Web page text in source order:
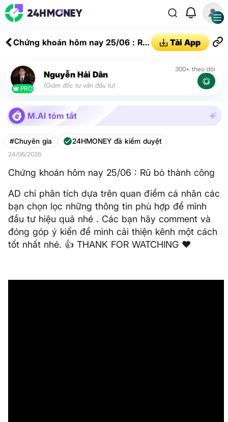
Chứng khoán hôm nay 25/06 : Rũ
Tải App
PRO
Nguyễn Hải Dân
(Giám đốc tư vấn đầu tư)
300+ theo dõi
M.AI tóm tắt
#Chuyên gia 24HMONEY đã kiểm duyệt
24/06/2026
Chứng khoán hôm nay 25/06 : Rũ bỏ thành công
AD chỉ phân tích dựa trên quan điểm cá nhân các
bạn chọn lọc những thông tin phù hợp để mình
đầu tư hiệu quả nhé . Các bạn hãy comment và
đóng góp ý kiến để mình cải thiện kênh một cách
tốt nhất nhé. 👍 THANK FOR WATCHING ❤